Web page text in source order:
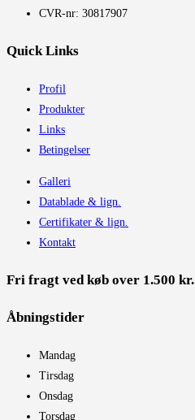
CVR-nr: 30817907
Quick Links
Profil
Produkter
Links
Betingelser
Galleri
Datablade & lign.
Certifikater & lign.
Kontakt
Fri fragt ved køb over 1.500 kr.
Åbningstider​
Mandag
Tirsdag
Onsdag
Torsdag